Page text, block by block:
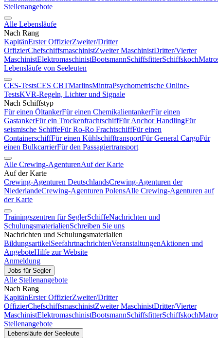
Stellenangebote
Alle Lebensläufe
Nach Rang
KapitänErster OffizierZweiter/Dritter
OffizierChefschiffsmaschinistZweiter MaschinistDritter/Vierter
MaschinistElektromaschinistBootsmannSchiffsfitterSchiffskoch
Lebensläufe von Seeleuten
CES-TestsCES CBTMarlinsMintraPsychometrische Online-
TestsKVR-Regeln, Lichter und Signale
Nach Schiffstyp
Für einen ÖltankerFür einen ChemikalientankerFür einen
GastankerFür ein TrockenfrachtschiffFür Anchor HandlingFür
seismische SchiffeFür Ro-Ro FrachtschiffFür einen
ContainerschiffFür einen KühlschifftransportFür General CargoFür
einen BulkcarrierFür den Passagiertransport
Alle Crewing-AgenturenAuf der Karte
Auf der Karte
Crewing-Agenturen DeutschlandsCrewing-Agenturen der
NiederlandeCrewing-Agenturen PolensAlle Crewing-Agenturen auf
der Karte
Trainingszentren für SeglerSchiffeNachrichten und
SchulungsmaterialienSchreiben Sie uns
Nachrichten und Schulungsmaterialien
BildungsartikelSeefahrtnachrichtenVeranstaltungenAktionen und
AngeboteHilfe zur Website
Anmeldung
Jobs für Segler
Alle Stellenangebote
Nach Rang
KapitänErster OffizierZweiter/Dritter
OffizierChefschiffsmaschinistZweiter MaschinistDritter/Vierter
MaschinistElektromaschinistBootsmannSchiffsfitterSchiffskoch
Stellenangebote
Lebensläufe der Seeleute